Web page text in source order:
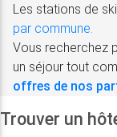
Les stations de
par commune.
Vous recherchez
un séjour tout
offres de nos
Trouver un